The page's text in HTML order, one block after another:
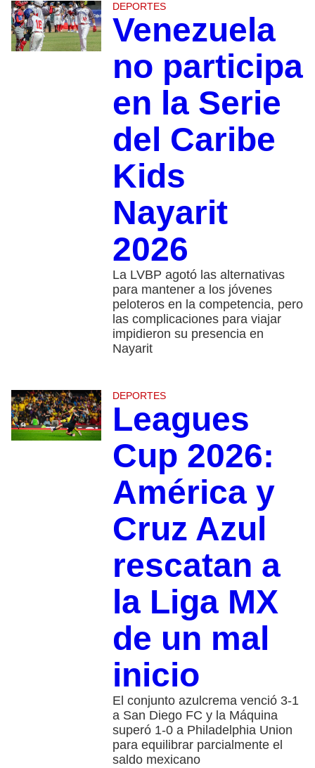
DEPORTES
Venezuela
no participa
en la Serie
del Caribe
Kids
Nayarit
2026
La LVBP agotó las alternativas
para mantener a los jóvenes
peloteros en la competencia, pero
las complicaciones para viajar
impidieron su presencia en
Nayarit
DEPORTES
Leagues
Cup 2026:
América y
Cruz Azul
rescatan a
la Liga MX
de un mal
inicio
El conjunto azulcrema venció 3-1
a San Diego FC y la Máquina
superó 1-0 a Philadelphia Union
para equilibrar parcialmente el
saldo mexicano